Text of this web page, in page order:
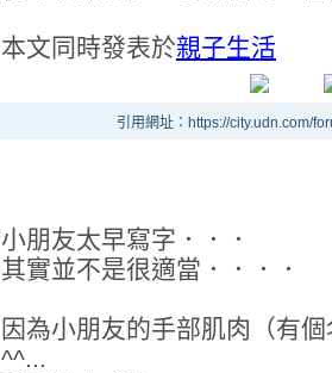
本文同時發表於親子生活
引用網址：https://city.udn.com/
小朋友太早寫字．．．
其實並不是很適當．．．．
因為小朋友的手部肌肉（有
^^...